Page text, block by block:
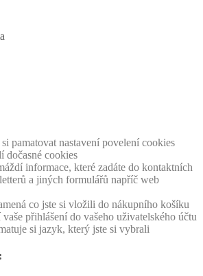
pamatovat nastavení povelení cookies
dočasné cookies
informace, které zadáte do kontaktních
a jiných formulářů napříč web
co jste si vložili do nákupního košíku
přihlášení do vašeho uživatelského účtu
si jazyk, který jste si vybrali